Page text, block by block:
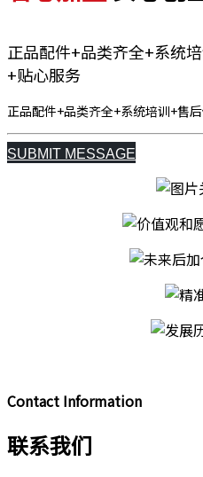
正品配件+品类齐全+系统
+贴心服务
正品配件+品类齐全+系统培训+售
SUBMIT MESSAGE
Contact Information
联系我们